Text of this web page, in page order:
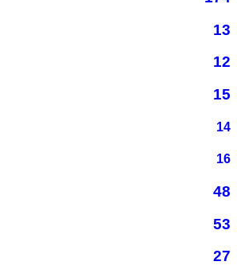
13
12
15
14
16
48
53
27